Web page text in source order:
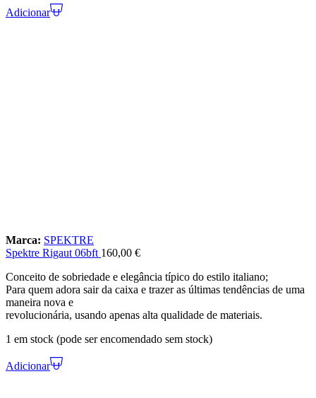
Adicionar
Marca: SPEKTRE
Spektre Rigaut 06bft 160,00 €
Conceito de sobriedade e elegância típico do estilo italiano;
Para quem adora sair da caixa e trazer as últimas tendências de uma
maneira nova e
revolucionária, usando apenas alta qualidade de materiais.
1 em stock (pode ser encomendado sem stock)
Adicionar